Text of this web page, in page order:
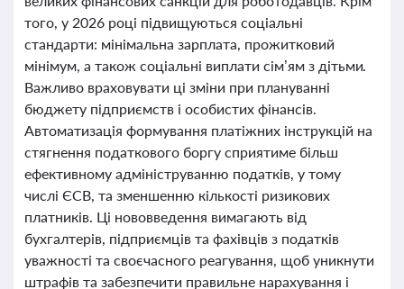
того, у 2026 році підвищуються соціальні
стандарти: мінімальна зарплата, прожитковий
мінімум, а також соціальні виплати сім’ям з дітьми.
Важливо враховувати ці зміни при плануванні
бюджету підприємств і особистих фінансів.
Автоматизація формування платіжних інструкцій на
стягнення податкового боргу сприятиме більш
ефективному адмініструванню податків, у тому
числі ЄСВ, та зменшенню кількості ризикових
платників. Ці нововведення вимагають від
бухгалтерів, підприємців та фахівців з податків
уважності та своєчасного реагування, щоб уникнути
штрафів та забезпечити правильне нарахування і